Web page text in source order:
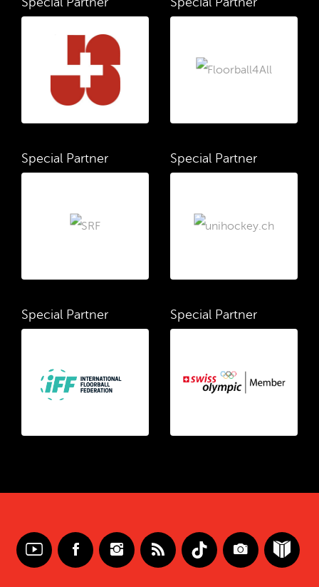
Special Partner Special Partner
Special Partner Special Partner